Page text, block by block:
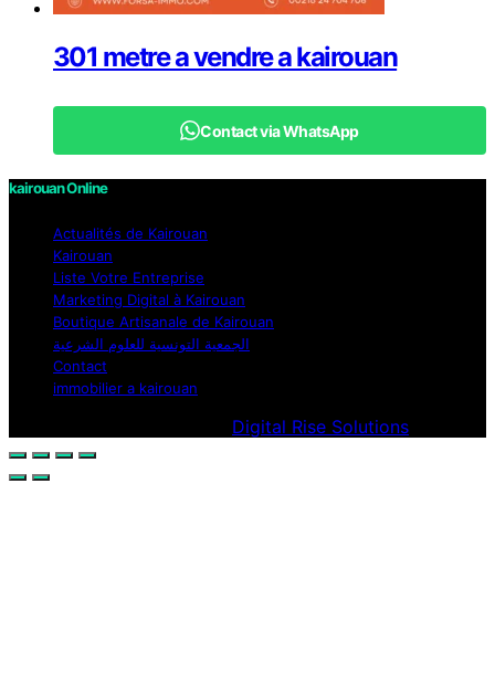
301 metre a vendre a kairouan
Contact via WhatsApp
kairouan Online
Actualités de Kairouan
Kairouan
Liste Votre Entreprise
Marketing Digital à Kairouan
Boutique Artisanale de Kairouan
الجمعية التونسية للعلوم الشرعية
Contact
immobilier a kairouan
Digital Rise Solutions